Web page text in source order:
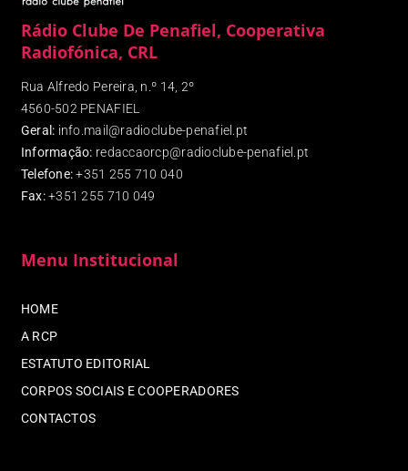
Rádio Clube De Penafiel, Cooperativa
Radiofónica, CRL
Rua Alfredo Pereira, n.º 14, 2º
4560-502 PENAFIEL
Geral: info.mail@radioclube-penafiel.pt
Informação: redaccaorcp@radioclube-penafiel.pt
Telefone: +351 255 710 040
Fax:+351 255 710 049
Menu Institucional
HOME
A RCP
ESTATUTO EDITORIAL
CORPOS SOCIAIS E COOPERADORES
CONTACTOS